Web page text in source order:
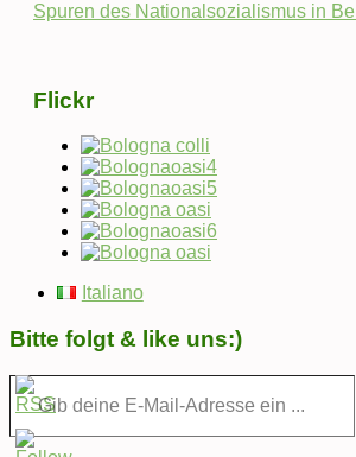
Spuren des Nationalsozialismus in
Flickr
Italiano
Bitte folgt & like uns:)
Gib deine E-Mail-Adresse ein ...